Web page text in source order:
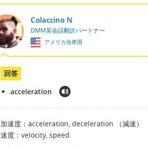
Colaccino N
DMM英会話翻訳パートナー
アメリカ合衆国
回答
acceleration
加速度：acceleration, deceleration （減速）
速度：velocity, speed